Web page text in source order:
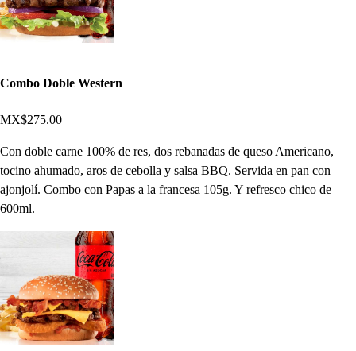
Combo Doble Western
MX$275.00
Con doble carne 100% de res, dos rebanadas de queso Americano,
tocino ahumado, aros de cebolla y salsa BBQ. Servida en pan con
ajonjolí. Combo con Papas a la francesa 105g. Y refresco chico de
600ml.